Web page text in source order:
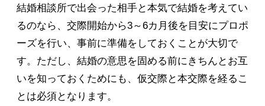
結婚相談所で出会った相手と本気で結婚を考えてい
るのなら、交際開始から3～6カ月後を目安にプロポ
ーズを行い、事前に準備をしておくことが大切で
す。ただし、結婚の意思を固める前にきちんとお互
いを知っておくためにも、仮交際と本交際を経るこ
とは必須となります。